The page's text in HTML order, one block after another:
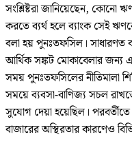
সংশ্লিষ্টরা জানিয়েছেন, কোনো
করতে ব্যর্থ হলে ব্যাংক সেই
বলা হয় পুনঃতফসিল। সাধারণত
আর্থিক সঙ্কট মোকাবেলার জন্য
সময় পুনঃতফসিলের নীতিমালা
সময়ে ব্যবসা-বাণিজ্য সচল
সুযোগ দেয়া হয়েছিল।
বাজারের অস্থিরতার কারণেও